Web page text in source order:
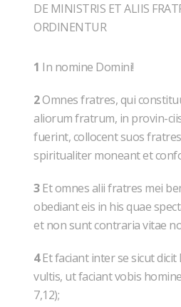
DE MINISTRIS ET ALIIS
ORDINENTUR
1 In nomine Domini!
2Omnes fratres, qui
aliorum fratrum, in provin-
fuerint, collocent suos
spiritualiter moneant et
3Et omnes alii fratres mei
obediant eis in his quae
et non sunt contraria vitae
4Et faciant inter se sicut dicit
vultis, ut faciant vobis
7,12);